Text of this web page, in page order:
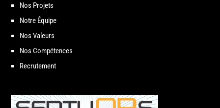
Nos Projets
Notre Équipe
Nos Valeurs
Nos Compétences
Recrutement